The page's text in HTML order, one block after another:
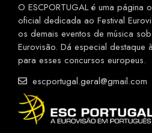
O ESCPORTUGAL é uma página
oficial dedicada ao Festival
os demais eventos de música
Eurovisão. Dá especial destaque
para esses concursos europeus.
escportugal.geral@gmail.com